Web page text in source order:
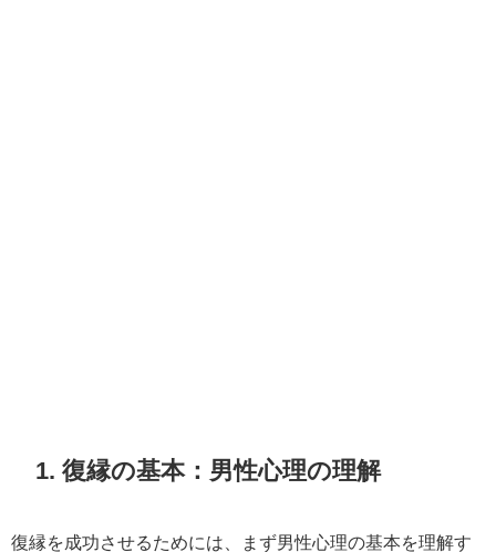
1. 復縁の基本：男性心理の理解
復縁を成功させるためには、まず男性心理の基本を理解す